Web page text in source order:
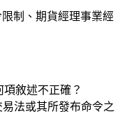
制、期貨經理事業經
敘述不正確？
法或其所發布命令之